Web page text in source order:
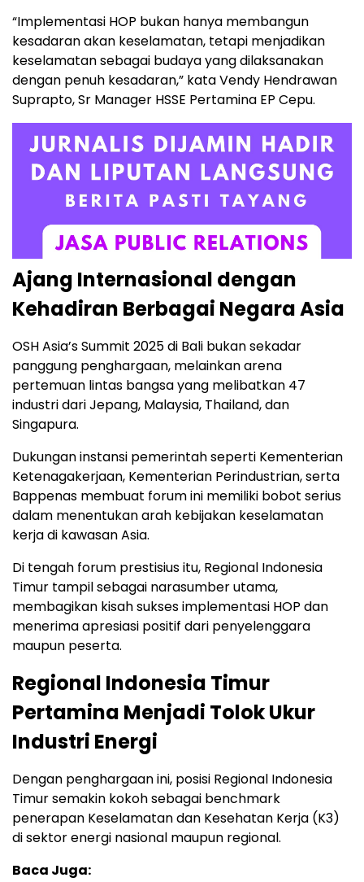
“Implementasi HOP bukan hanya membangun
kesadaran akan keselamatan, tetapi menjadikan
keselamatan sebagai budaya yang dilaksanakan
dengan penuh kesadaran,” kata Vendy Hendrawan
Suprapto, Sr Manager HSSE Pertamina EP Cepu.
Ajang Internasional dengan
Kehadiran Berbagai Negara Asia
OSH Asia’s Summit 2025 di Bali bukan sekadar
panggung penghargaan, melainkan arena
pertemuan lintas bangsa yang melibatkan 47
industri dari Jepang, Malaysia, Thailand, dan
Singapura.
Dukungan instansi pemerintah seperti Kementerian
Ketenagakerjaan, Kementerian Perindustrian, serta
Bappenas membuat forum ini memiliki bobot serius
dalam menentukan arah kebijakan keselamatan
kerja di kawasan Asia.
Di tengah forum prestisius itu, Regional Indonesia
Timur tampil sebagai narasumber utama,
membagikan kisah sukses implementasi HOP dan
menerima apresiasi positif dari penyelenggara
maupun peserta.
Regional Indonesia Timur
Pertamina Menjadi Tolok Ukur
Industri Energi
Dengan penghargaan ini, posisi Regional Indonesia
Timur semakin kokoh sebagai benchmark
penerapan Keselamatan dan Kesehatan Kerja (K3)
di sektor energi nasional maupun regional.
Baca Juga: